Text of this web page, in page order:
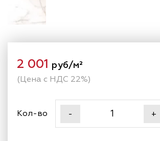
2 001 руб/м²
(Цена с НДС 22%)
Кол-во - +